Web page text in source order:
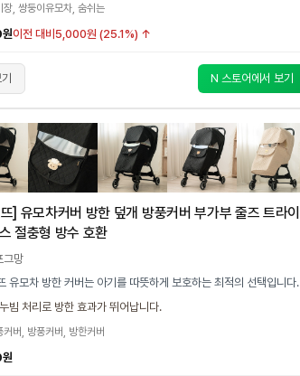
장, 쌍둥이유모차, 숨쉬는
이전 대비 5,000원 (25.1%) ↑
N 스토어에서 보기
] 유모차커버 방한 덮개 방풍커버 부가부 줄즈 트라이
절충형 방수 호환
그망
유모차 방한 커버는 아기를 따뜻하게 보호하는 최적의 선택입니다.
빔 처리로 방한 효과가 뛰어납니다.
커버, 방풍커버, 방한커버